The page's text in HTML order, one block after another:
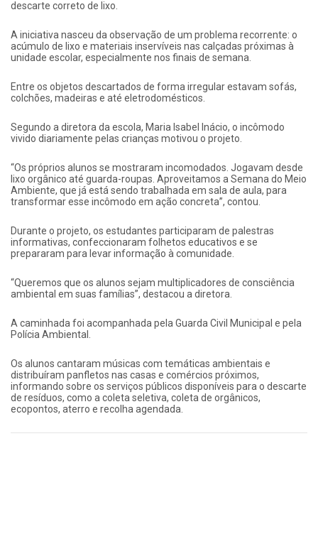
descarte correto de lixo.
A iniciativa nasceu da observação de um problema recorrente: o
acúmulo de lixo e materiais inservíveis nas calçadas próximas à
unidade escolar, especialmente nos finais de semana.
Entre os objetos descartados de forma irregular estavam sofás,
colchões, madeiras e até eletrodomésticos.
Segundo a diretora da escola, Maria Isabel Inácio, o incômodo
vivido diariamente pelas crianças motivou o projeto.
“Os próprios alunos se mostraram incomodados. Jogavam desde
lixo orgânico até guarda-roupas. Aproveitamos a Semana do Meio
Ambiente, que já está sendo trabalhada em sala de aula, para
transformar esse incômodo em ação concreta”, contou.
Durante o projeto, os estudantes participaram de palestras
informativas, confeccionaram folhetos educativos e se
prepararam para levar informação à comunidade.
“Queremos que os alunos sejam multiplicadores de consciência
ambiental em suas famílias”, destacou a diretora.
A caminhada foi acompanhada pela Guarda Civil Municipal e pela
Polícia Ambiental.
Os alunos cantaram músicas com temáticas ambientais e
distribuíram panfletos nas casas e comércios próximos,
informando sobre os serviços públicos disponíveis para o descarte
de resíduos, como a coleta seletiva, coleta de orgânicos,
ecopontos, aterro e recolha agendada.